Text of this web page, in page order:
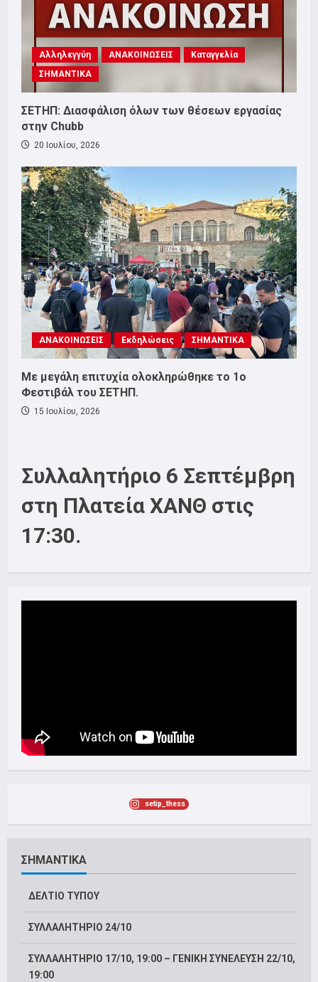
Αλληλεγγύη ΑΝΑΚΟΙΝΩΣΕΙΣ
Καταγγελία
ΣΗΜΑΝΤΙΚΑ
ΣΕΤΗΠ: Διασφάλιση όλων των θέσεων εργασίας
στην Chubb
20 Ιουλίου, 2026
ΑΝΑΚΟΙΝΩΣΕΙΣ Εκδηλώσεις ΣΗΜΑΝΤΙΚΑ
Με μεγάλη επιτυχία ολοκληρώθηκε το 1ο
Φεστιβάλ του ΣΕΤΗΠ.
15 Ιουλίου, 2026
Συλλαλητήριο 6 Σεπτέμβρη
στη Πλατεία ΧΑΝΘ στις
17:30.
setip_thess
ΣΗΜΑΝΤΙΚΑ
ΔΕΛΤΙΟ ΤΥΠΟΥ
ΣΥΛΛΑΛΗΤΗΡΙΟ 24/10
ΣΥΛΛΑΛΗΤΗΡΙΟ 17/10, 19:00 – ΓΕΝΙΚΗ ΣΥΝΕΛΕΥΣΗ 22/10,
19:00